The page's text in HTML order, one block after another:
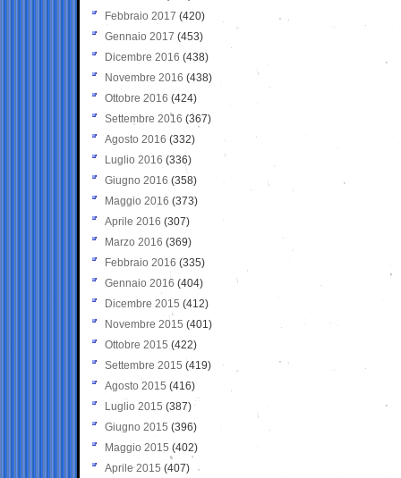
Febbraio 2017 (420)
Gennaio 2017 (453)
Dicembre 2016 (438)
Novembre 2016 (438)
Ottobre 2016 (424)
Settembre 2016 (367)
Agosto 2016 (332)
Luglio 2016 (336)
Giugno 2016 (358)
Maggio 2016 (373)
Aprile 2016 (307)
Marzo 2016 (369)
Febbraio 2016 (335)
Gennaio 2016 (404)
Dicembre 2015 (412)
Novembre 2015 (401)
Ottobre 2015 (422)
Settembre 2015 (419)
Agosto 2015 (416)
Luglio 2015 (387)
Giugno 2015 (396)
Maggio 2015 (402)
Aprile 2015 (407)